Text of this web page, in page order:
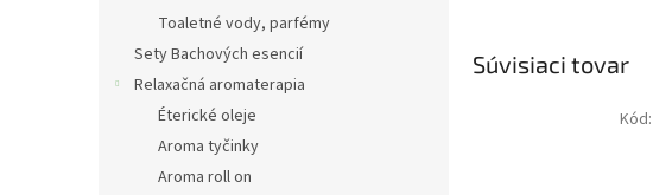
Toaletné vody, parfémy
Sety Bachových esencií
Relaxačná aromaterapia
Éterické oleje
Aroma tyčinky
Aroma roll on
Súvisiaci tovar
Kód: